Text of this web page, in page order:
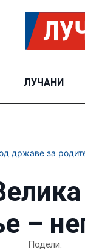
ЛУЧАНИ
државе за
–
Подели: